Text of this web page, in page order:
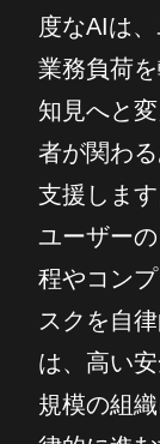
度なAIは
業務負荷
知見へと
者が関わ
支援しま
ユーザー
程やコン
スクを自
は、高い
規模の組